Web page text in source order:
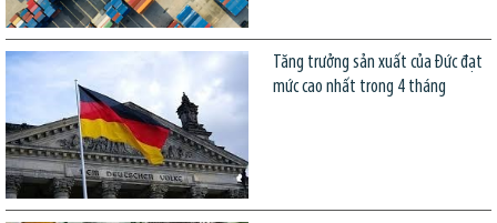
Tăng trưởng sản xuất của Đức đạt
mức cao nhất trong 4 tháng